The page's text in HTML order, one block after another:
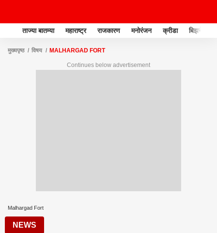
ताज्या बातम्या महाराष्ट्र राजकारण मनोरंजन क्रीडा बिझनेस
मुख्यपृष्ठ विषय MALHARGAD FORT
Continues below advertisement
Malhargad Fort
NEWS